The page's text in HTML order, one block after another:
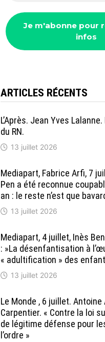
ARTICLES RÉCENTS
L’Après. Jean Yves
du RN.
13 juillet 2026
Mediapart, Fabrice Arfi, 7
Pen a été reconnue
an : le reste n’est que
13 juillet 2026
Mediapart, 4 juillet, Inès
: »La désenfantisation à
« adultification » des
13 juillet 2026
Le Monde , 6 juillet.
Carpentier. « Contre la loi
de légitime défense pour
l’ordre »